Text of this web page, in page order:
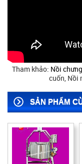
Tham khảo: Nồi
cuốn, Nồi
SẢN PHẨM